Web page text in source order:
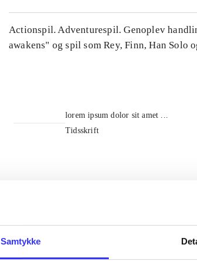
Samtykke
Actionspil. Adventurespil. Genoplev
awakens" og spil som Rey, Finn, Han Solo
lorem ipsum dolor sit amet ...
Tidsskrift